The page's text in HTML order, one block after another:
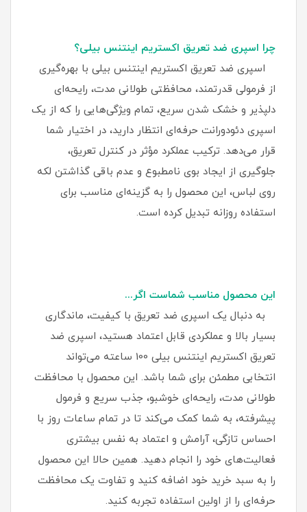
چرا اسپری ضد تعریق اکستریم اینتنس بیلی؟
اسپری ضد تعریق اکستریم اینتنس بیلی با بهره‌گیری
از فرمولی قدرتمند، محافظتی طولانی‌ مدت، رایحه‌ای
دلپذیر و خشک شدن سریع، تمام ویژگی‌هایی را که از یک
اسپری دئودورانت حرفه‌ای انتظار دارید، در اختیار شما
قرار می‌دهد. ترکیب عملکرد مؤثر در کنترل تعریق،
جلوگیری از ایجاد بوی نامطبوع و عدم باقی گذاشتن لکه
روی لباس، این محصول را به گزینه‌ای مناسب برای
استفاده روزانه تبدیل کرده است.
این محصول مناسب شماست اگر...
به دنبال یک اسپری ضد تعریق با کیفیت، ماندگاری
بسیار بالا و عملکردی قابل اعتماد هستید، اسپری ضد
تعریق اکستریم اینتنس بیلی 100 ساعته می‌تواند
انتخابی مطمئن برای شما باشد. این محصول با محافظت
طولانی‌ مدت، رایحه‌ای خوشبو، جذب سریع و فرمول
پیشرفته، به شما کمک می‌کند تا در تمام ساعات روز با
احساس تازگی، آرامش و اعتماد به نفس بیشتری
فعالیت‌های خود را انجام دهید. همین حالا این محصول
را به سبد خرید خود اضافه کنید و تفاوت یک محافظت
حرفه‌ای را از اولین استفاده تجربه کنید.